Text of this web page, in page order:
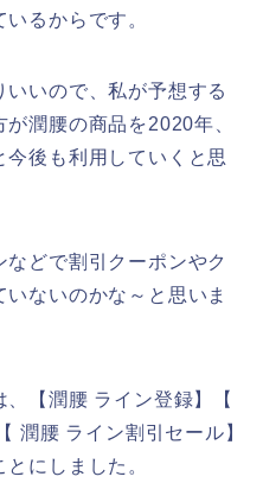
るからです。
いので、私が予想する
潤腰の商品を2020年、
後も利用していくと思
どで割引クーポンやク
ないのかな～と思いま
【潤腰 ライン登録】【
潤腰 ライン割引セール】
にしました。